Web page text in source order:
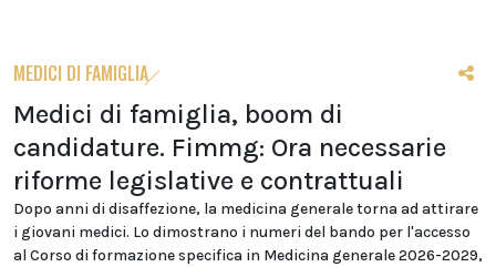
MEDICI DI FAMIGLIA
Medici di famiglia, boom di
candidature. Fimmg: Ora necessarie
riforme legislative e contrattuali
Dopo anni di disaffezione, la medicina generale torna ad attirare
i giovani medici. Lo dimostrano i numeri del bando per l'accesso
al Corso di formazione specifica in Medicina generale 2026-2029,